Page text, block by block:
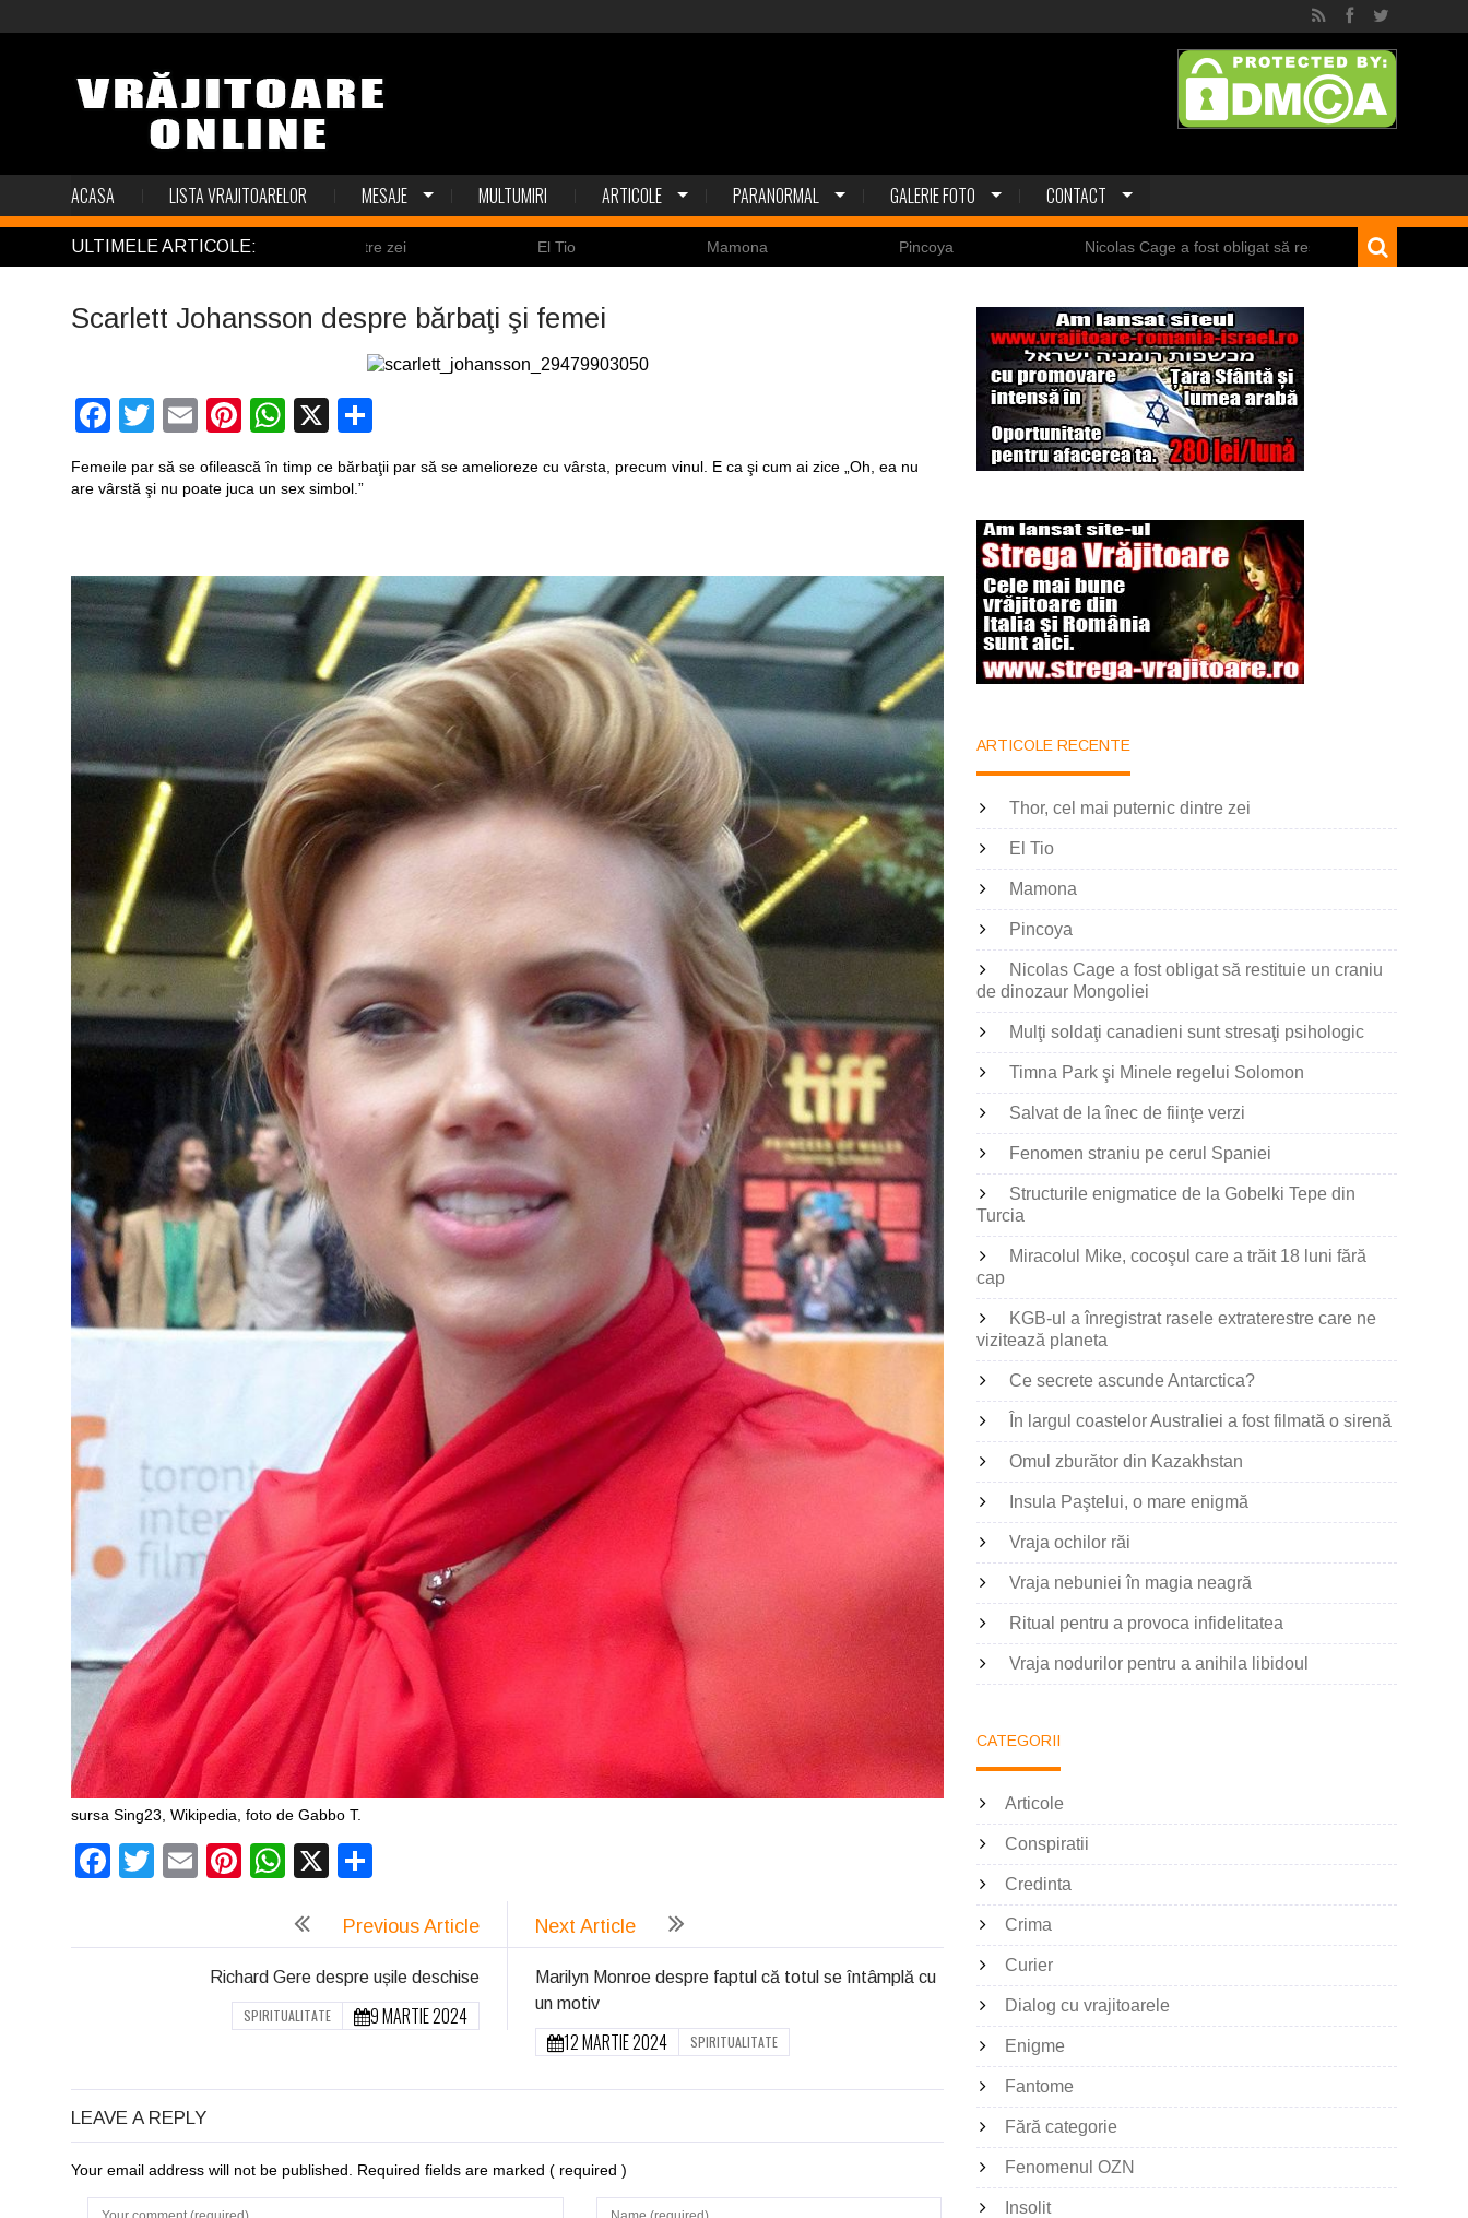
ACASA LISTA VRAJITOARELOR MESAJE MULTUMIRI ARTICOLE PARANORMAL GALERIE FOTO CONTACT
ULTIMELE ARTICOLE: Nicolas Cage a fost obligat să restituie un craniu de dinozaur Mongoliei
Scarlett Johansson despre bărbaţi şi femei
Facebook
Twitter
EmailPinterest
WhatsApp
X
Femeile par să se ofilească în timp ce bărbaţii par să se amelioreze cu vârsta, precum vinul. E ca şi cum ai zice „Oh, ea nu
are vârstă şi nu poate juca un sex simbol.”
sursa Sing23, Wikipedia, foto de Gabbo T.
Facebook
Twitter
EmailPinterest
WhatsApp
X
Previous Article
Richard Gere despre ușile deschise
9 MARTIE 2024
SPIRITUALITATE
Next Article
Marilyn Monroe despre faptul că totul se întâmplă cu
un motiv
12 MARTIE 2024 SPIRITUALITATE
LEAVE A REPLY
Your email address will not be published. Required fields are marked ( required )
ARTICOLE RECENTE
Thor, cel mai puternic dintre zei
El Tio
Mamona
Pincoya
Nicolas Cage a fost obligat să restituie un craniu
de dinozaur Mongoliei
Mulţi soldaţi canadieni sunt stresaţi psihologic
Timna Park şi Minele regelui Solomon
Salvat de la înec de fiinţe verzi
Fenomen straniu pe cerul Spaniei
Structurile enigmatice de la Gobelki Tepe din
Turcia
Miracolul Mike, cocoşul care a trăit 18 luni fără
cap
KGB-ul a înregistrat rasele extraterestre care ne
vizitează planeta
Ce secrete ascunde Antarctica?
În largul coastelor Australiei a fost filmată o sirenă
Omul zburător din Kazakhstan
Insula Paştelui, o mare enigmă
Vraja ochilor răi
Vraja nebuniei în magia neagră
Ritual pentru a provoca infidelitatea
Vraja nodurilor pentru a anihila libidoul
CATEGORII
Articole
Conspiratii
Credinta
Crima
Curier
Dialog cu vrajitoarele
Enigme
Fantome
Fără categorie
Fenomenul OZN
Insolit